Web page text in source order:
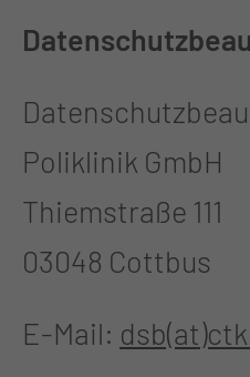
Poliklinik GmbH
Thiemstraße 111
03048 Cottbus
E-Mail: